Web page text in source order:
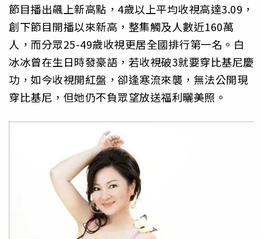
節目播出飆上新高點，4歲以上平均收視高達3.09，
創下節目開播以來新高，整集觸及人數近160萬
人，而分眾25-49歲收視更居全國排行第一名。白
冰冰曾在生日時發豪語，若收視破3就要穿比基尼慶
功，如今收視開紅盤，卻逢寒流來襲，無法公開現
穿比基尼，但她仍不負眾望放送福利曬美照。